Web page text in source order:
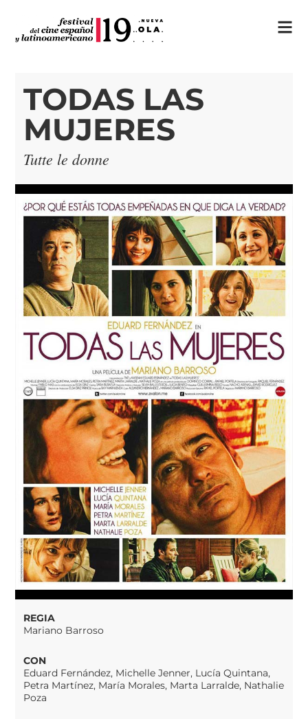
TODAS LAS
MUJERES
Tutte le donne
REGIA
Mariano Barroso
CON
Eduard Fernández, Michelle Jenner, Lucía Quintana,
Petra Martínez, María Morales, Marta Larralde, Nathalie
Poza